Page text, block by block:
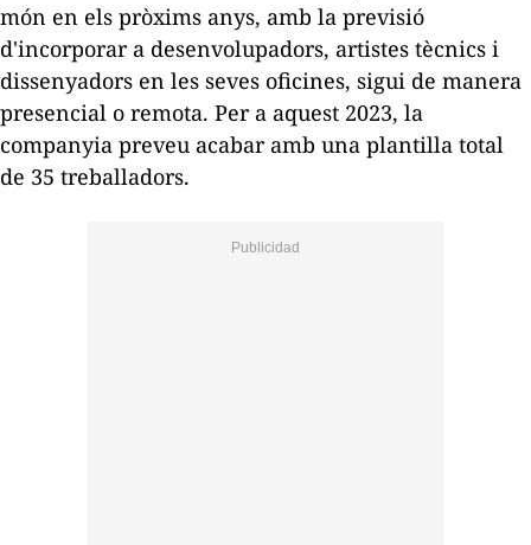
món en els pròxims anys, amb la previsió
d'incorporar a desenvolupadors, artistes tècnics i
dissenyadors en les seves oficines, sigui de manera
presencial o remota. Per a aquest 2023, la
companyia preveu acabar amb una plantilla total
de 35 treballadors.